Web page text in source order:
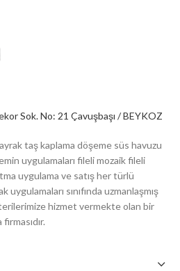
Sok. No: 21 Çavuşbaşı / BEYKOZ
taş kaplama döşeme süs havuzu
uygulamaları fileli mozaik fileli
uygulama ve satış her türlü
uygulamaları sınıfında uzmanlaşmış
hizmet vermekte olan bir